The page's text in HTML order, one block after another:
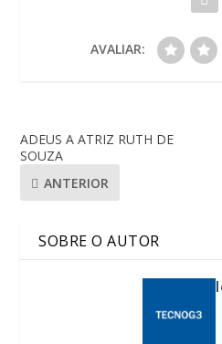
AVALIAR:
ADEUS A ATRIZ RUTH DE
SOUZA
ANTERIOR
SOBRE O AUTOR